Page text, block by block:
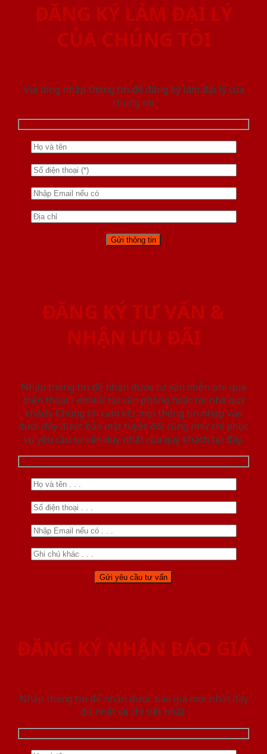
ĐĂNG KÝ LÀM ĐẠI LÝ
CỦA CHÚNG TÔI
Vui lòng nhập thông tin để đăng ký làm đại lý của
chúng tôi
ĐĂNG KÝ TƯ VẤN &
NHẬN ƯU ĐÃI
Nhập thông tin để nhận được tư vấn miễn phí qua
điện thoại / email/ tại văn phòng hoặc tại nhà quý
khách. Chúng tôi cam kết mọi thông tin nhập vào
dưới đây được bảo mật tuyệt đối cũng như chỉ phục
vụ yêu cầu tư vấn duy nhất của quý khách tại đây.
ĐĂNG KÝ NHẬN BÁO GIÁ
Nhập thông tin để nhận được báo giá mới nhât đầy
đủ nhất và chi tiết nhất.